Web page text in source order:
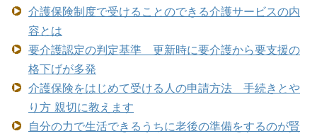
介護保険制度で受けることのできる介護サービスの内
容とは
要介護認定の判定基準 更新時に要介護から要支援の
格下げが多発
介護保険をはじめて受ける人の申請方法 手続きとや
り方 親切に教えます
自分の力で生活できるうちに老後の準備をするのが賢